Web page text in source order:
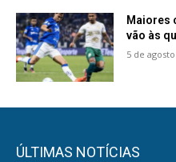
Maiores
vão às
5 de
ÚLTIMAS NOTÍCIAS